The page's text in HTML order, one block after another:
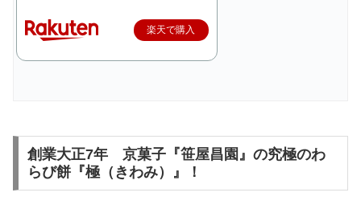
楽天で購入
創業大正7年 京菓子『笹屋昌園』の究極のわ
らび餅『極（きわみ）』！